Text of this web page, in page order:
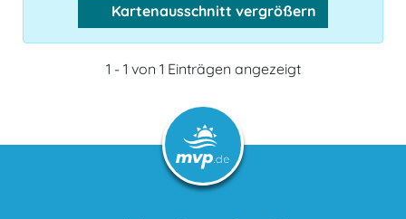
Kartenausschnitt vergrößern
1 - 1 von 1 Einträgen angezeigt